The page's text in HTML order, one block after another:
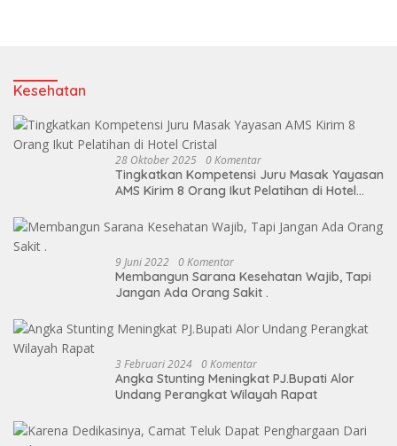
Kesehatan
28 Oktober 2025 0 Komentar
Tingkatkan Kompetensi Juru Masak Yayasan
AMS Kirim 8 Orang Ikut Pelatihan di Hotel
9 Juni 2022 0 Komentar
Membangun Sarana Kesehatan Wajib, Tapi
Jangan Ada Orang Sakit .
3 Februari 2024 0 Komentar
Angka Stunting Meningkat PJ.Bupati Alor
Undang Perangkat Wilayah Rapat